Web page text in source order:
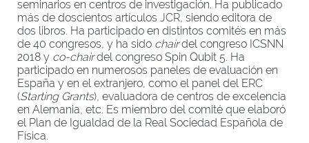
seminarios en centros de investigación. Ha publicado
más de doscientos artículos JCR, siendo editora de
dos libros. Ha participado en distintos comités en más
de 40 congresos, y ha sido chairdel congreso ICSNN
2018 y co-chairdel congreso Spin Qubit 5. Ha
participado en numerosos paneles de evaluación en
España y en el extranjero, como el panel del ERC
(Starting Grants), evaluadora de centros de excelencia
en Alemania, etc. Es miembro del comité que elaboró
el Plan de Igualdad de la Real Sociedad Española de
Física.